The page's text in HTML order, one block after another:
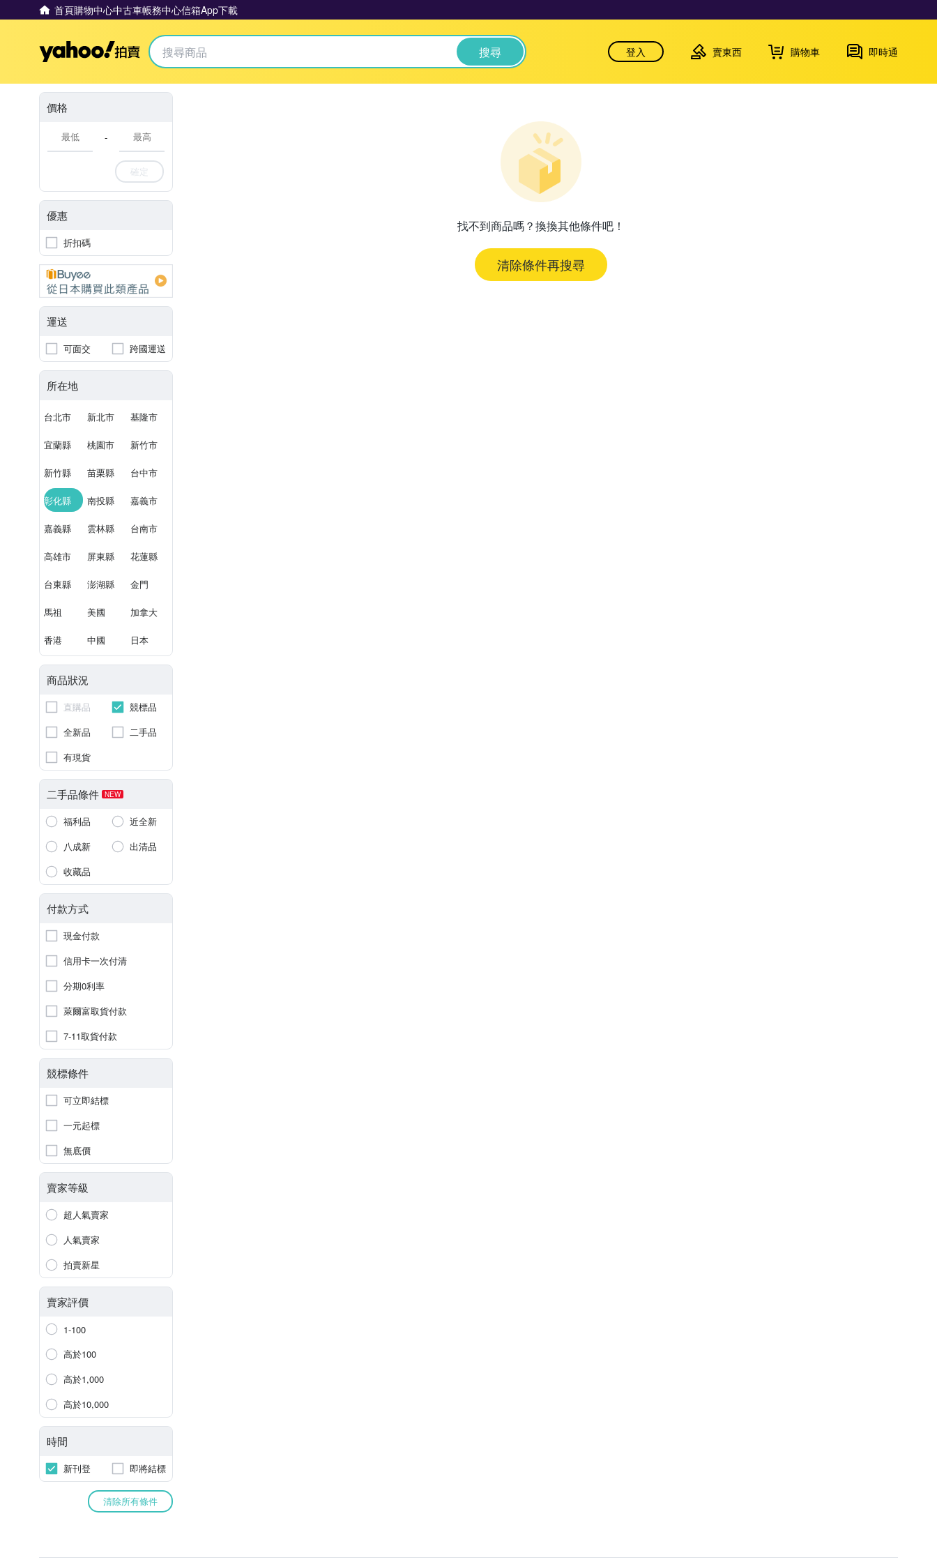
首頁購物中心中古車帳務中心信箱App下載
Yahoo拍賣 搜尋 登入 賣東西 購物車 即時通
價格
-
確定
優惠
折扣碼
運送
可面交 跨國運送
所在地
台北市 新北市 基隆市
宜蘭縣 桃園市 新竹市
新竹縣 苗栗縣 台中市
彰化縣 南投縣 嘉義市
嘉義縣 雲林縣 台南市
高雄市 屏東縣 花蓮縣
台東縣 澎湖縣 金門
馬祖 美國 加拿大
香港 中國 日本
商品狀況
直購品
競標品
全新品
二手品
有現貨
二手品條件 NEW
福利品
近全新
八成新
出清品
收藏品
付款方式
現金付款
信用卡一次付清
分期0利率
萊爾富取貨付款
7-11取貨付款
競標條件
可立即結標
一元起標
無底價
賣家等級
超人氣賣家
人氣賣家
拍賣新星
賣家評價
1-100
高於100
高於1,000
高於10,000
時間
新刊登 即將結標
清除所有條件
找不到商品嗎？換換其他條件吧！
清除條件再搜尋